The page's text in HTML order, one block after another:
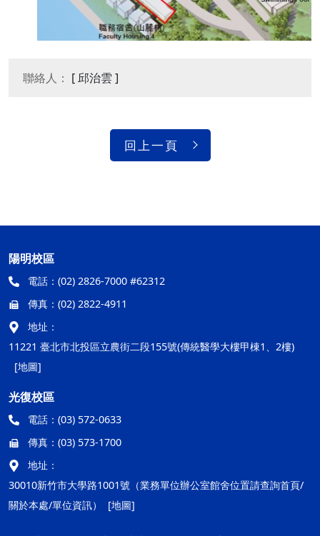
聯絡人： [ 邱治雲 ]
回上一頁
陽明校區
電話： (02) 2826-7000 #62312
傳真： (02) 2822-4911
地址：
11221 臺北市北投區立農街二段155號(傳統醫學大樓甲棟1、2樓)
[地圖]
光復校區
電話： (03) 572-0633
傳真： (03) 573-1700
地址：
30010新竹市大學路1001號（業務單位辦公室館舍位置請查詢首頁/
關於本處/單位資訊）
[地圖]